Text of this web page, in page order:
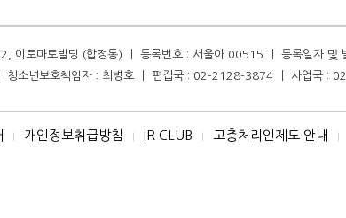
이토마토빌딩 (합정동) ㅣ 등록번호 : 서울아 00515 ㅣ 등록일자
청소년보호책임자 : 최병호 ㅣ 편집국 : 02-2128-3874 ㅣ 사업국 :
I 개인정보취급방침 I IR CLUB I 고충처리인제도 안내 I